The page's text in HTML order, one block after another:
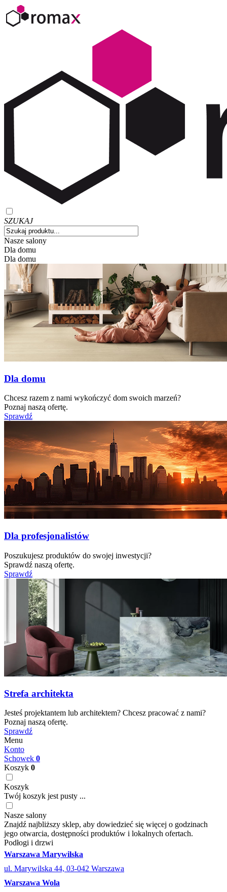
SZUKAJ
Nasze salony
Dla domu
Dla domu
Dla domu
Chcesz razem z nami wykończyć dom swoich marzeń?
Poznaj naszą ofertę.
Sprawdź
Dla profesjonalistów
Poszukujesz produktów do swojej inwestycji?
Sprawdź naszą ofertę.
Sprawdź
Strefa architekta
Jesteś projektantem lub architektem? Chcesz pracować z nami?
Poznaj naszą ofertę.
Sprawdź
Menu
Konto
Schowek 0
Koszyk 0
Koszyk
Twój koszyk jest pusty ...
Nasze salony
Znajdź najbliższy sklep, aby dowiedzieć się więcej o godzinach
jego otwarcia, dostępności produktów i lokalnych ofertach.
Podłogi i drzwi
Warszawa Marywilska
ul. Marywilska 44, 03-042 Warszawa
Warszawa Wola